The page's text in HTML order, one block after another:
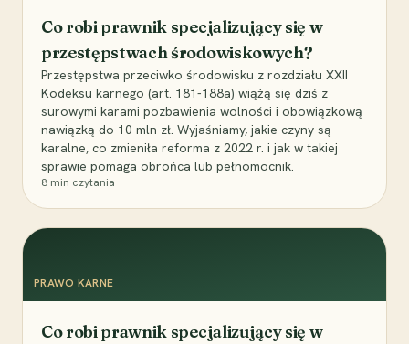
Co robi prawnik specjalizujący się w
przestępstwach środowiskowych?
Przestępstwa przeciwko środowisku z rozdziału XXII
Kodeksu karnego (art. 181-188a) wiążą się dziś z
surowymi karami pozbawienia wolności i obowiązkową
nawiązką do 10 mln zł. Wyjaśniamy, jakie czyny są
karalne, co zmieniła reforma z 2022 r. i jak w takiej
sprawie pomaga obrońca lub pełnomocnik.
8 min czytania
PRAWO KARNE
Co robi prawnik specjalizujący się w